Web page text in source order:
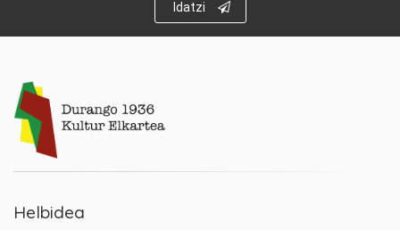
Idatzi
Helbidea